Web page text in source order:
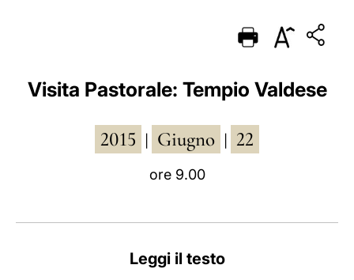
PORTUGUÊS
ESPAÑOL
POLSKI
Visita Pastorale: Tempio Valdese
2015 Giugno 22
ore 9.00
Leggi il testo